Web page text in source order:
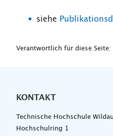
siehe
Verantwortlich für diese Seite:
KONTAKT
Technische Hochschule Wildau
Hochschulring 1